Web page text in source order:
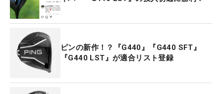
ピンの新作！？『G440』『G440 SFT』
『G440 LST』が適合リスト登録